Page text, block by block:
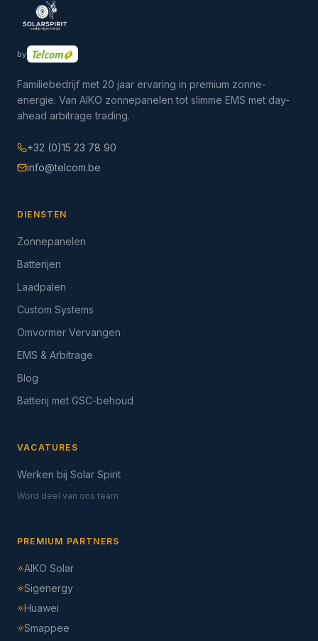
by
Familiebedrijf met 20 jaar ervaring in premium zonne-
energie. Van AIKO zonnepanelen tot slimme EMS met day-
ahead arbitrage trading.
+32 (0)15 23 78 90
info@telcom.be
DIENSTEN
Zonnepanelen
Batterijen
Laadpalen
Custom Systems
Omvormer Vervangen
EMS & Arbitrage
Blog
Batterij met GSC-behoud
VACATURES
Werken bij Solar Spirit
Word deel van ons team
PREMIUM PARTNERS
AIKO Solar
Sigenergy
Huawei
Smappee